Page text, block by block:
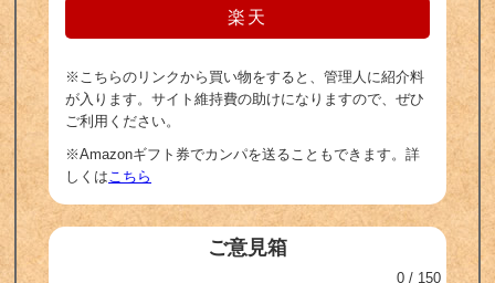
楽天
※こちらのリンクから買い物をすると、管理人に紹介料
が入ります。サイト維持費の助けになりますので、ぜひ
ご利用ください。
※Amazonギフト券でカンパを送ることもできます。詳
しくはこちら
ご意見箱
0/ 150